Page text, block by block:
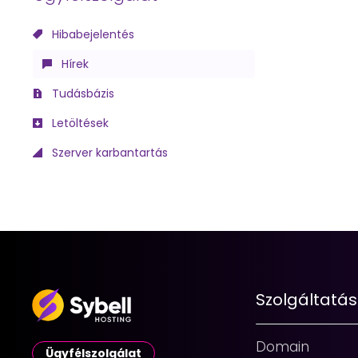
Hibabejelentés
Hírek
Tudásbázis
Letöltések
Szerver karbantartás
Ügyfélszolgálat Domain